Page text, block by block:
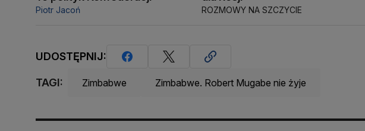
Piotr Jacoń ROZMOWY NA SZCZYCIE
UDOSTĘPNIJ:
TAGI: Zimbabwe Zimbabwe. Robert Mugabe nie żyje